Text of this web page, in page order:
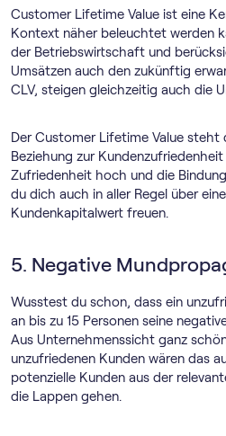
Customer Lifetime Value ist eine
Kontext näher beleuchtet werden
der Betriebswirtschaft und
Umsätzen auch den zukünftig
CLV, steigen gleichzeitig auch die
Der Customer Lifetime Value steht
Beziehung zur
Zufriedenheit hoch und die
du dich auch in aller Regel über
Kundenkapitalwert freuen.
5. Negative
Wusstest du schon, dass ein
an bis zu 15 Personen seine
Aus Unternehmenssicht ganz
unzufriedenen Kunden wären das
potenzielle Kunden aus der
die Lappen gehen.